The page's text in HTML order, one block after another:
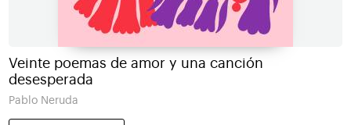
Veinte poemas de amor y una canción
desesperada
Pablo Neruda